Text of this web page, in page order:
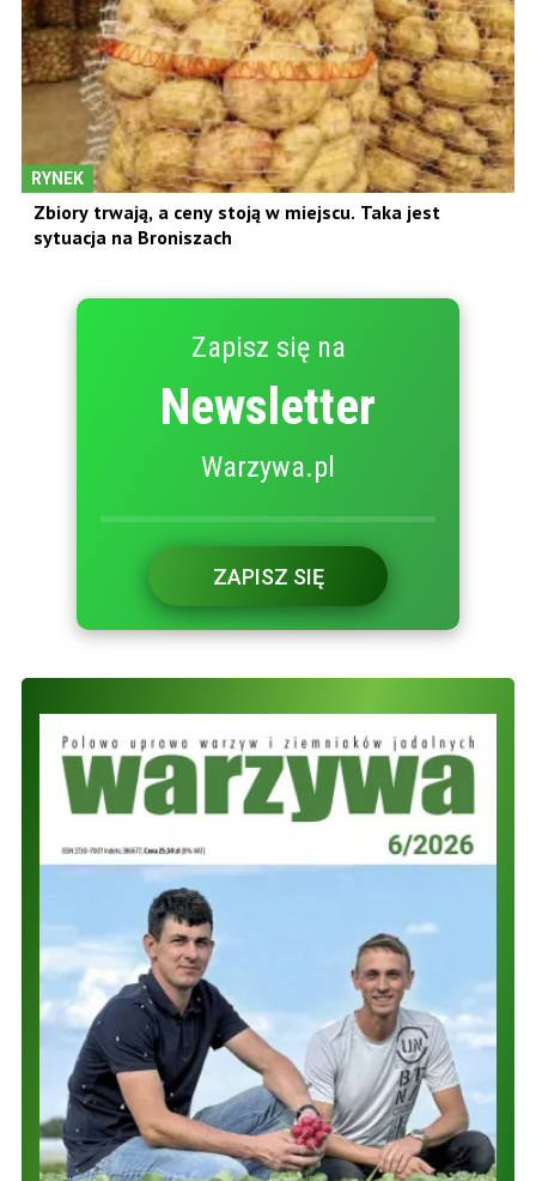
RYNEK
Zbiory trwają, a ceny stoją w miejscu. Taka jest
sytuacja na Broniszach
Zapisz się na
Newsletter
Warzywa.pl
ZAPISZ SIĘ